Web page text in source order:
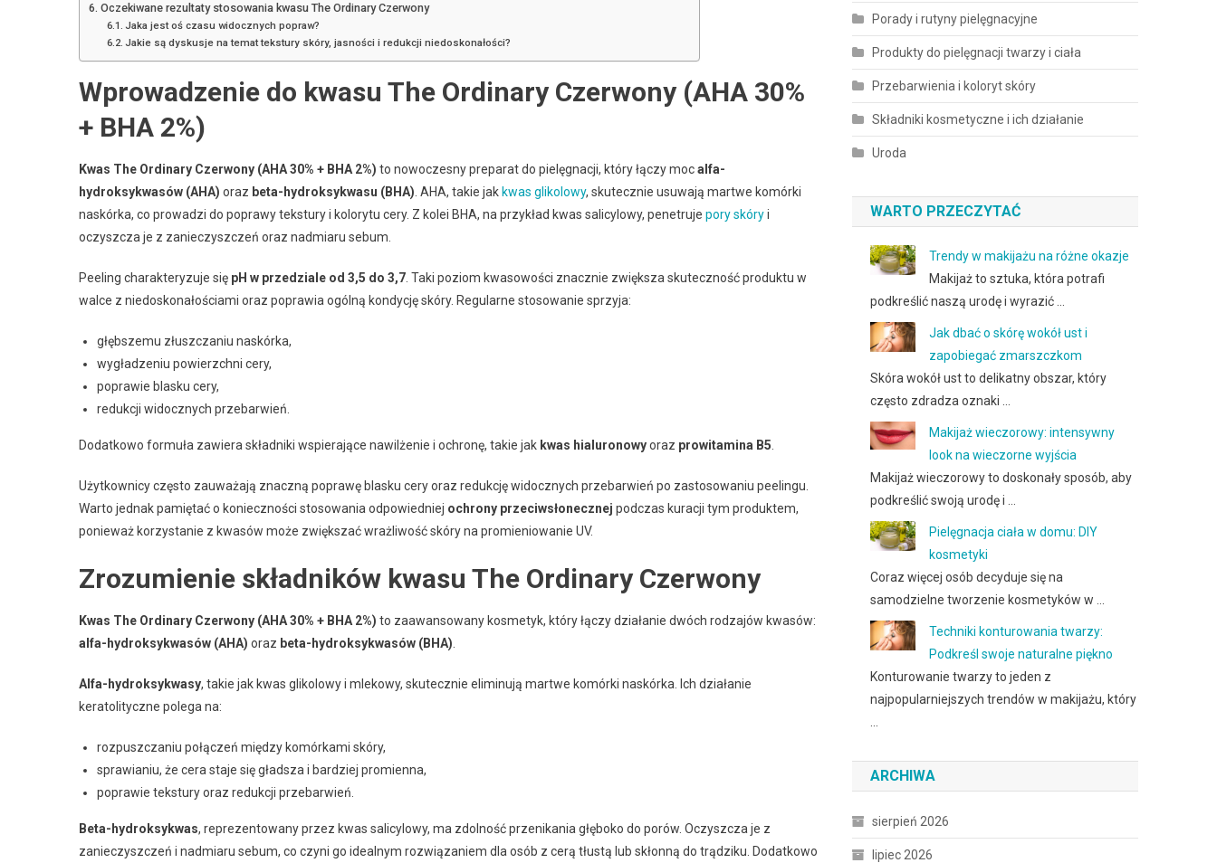
Oczekiwane rezultaty stosowania kwasu The Ordinary Czerwony
Jaka jest oś czasu widocznych popraw?
Jakie są dyskusje na temat tekstury skóry, jasności i redukcji niedoskonałości?
Wprowadzenie do kwasu The Ordinary Czerwony (AHA 30%
+ BHA 2%)
Kwas The Ordinary Czerwony (AHA 30% + BHA 2%) to nowoczesny preparat do pielęgnacji, który łączy mocalfa-
hydroksykwasów (AHA) oraz beta-hydroksykwasu (BHA) . AHA, takie jak kwas glikolowy, skutecznie usuwają martwe komórki
naskórka, co prowadzi do poprawy tekstury i kolorytu cery. Z kolei BHA, na przykład kwas salicylowy, penetruje pory skóryi
oczyszcza je z zanieczyszczeń oraz nadmiaru sebum.
Peeling charakteryzuje się pH w przedziale od 3,5 do 3,7 . Taki poziom kwasowości znacznie zwiększa skuteczność produktu w
walce z niedoskonałościami oraz poprawia ogólną kondycję skóry. Regularne stosowanie sprzyja:
głębszemu złuszczaniu naskórka,
wygładzeniu powierzchni cery,
poprawie blasku cery,
redukcji widocznych przebarwień.
Dodatkowo formuła zawiera składniki wspierające nawilżenie i ochronę, takie jak kwas hialuronowyoraz prowitamina B5
Użytkownicy często zauważają znaczną poprawę blasku cery oraz redukcję widocznych przebarwień po zastosowaniu peelingu.
Warto jednak pamiętać o konieczności stosowania odpowiedniej ochrony przeciwsłonecznej podczas kuracji tym produktem,
ponieważ korzystanie z kwasów może zwiększać wrażliwość skóry na promieniowanie UV.
Zrozumienie składników kwasu The Ordinary Czerwony
Kwas The Ordinary Czerwony (AHA 30% + BHA 2%) to zaawansowany kosmetyk, który łączy działanie dwóch rodzajów kwasów:
alfa-hydroksykwasów (AHA) oraz beta-hydroksykwasów (BHA)
Alfa-hydroksykwasy, takie jak kwas glikolowy i mlekowy, skutecznie eliminują martwe komórki naskórka. Ich działanie
keratolityczne polega na:
rozpuszczaniu połączeń między komórkami skóry,
sprawianiu, że cera staje się gładsza i bardziej promienna,
poprawie tekstury oraz redukcji przebarwień.
Beta-hydroksykwas, reprezentowany przez kwas salicylowy, ma zdolność przenikania głęboko do porów. Oczyszcza je z
zanieczyszczeń i nadmiaru sebum, co czyni go idealnym rozwiązaniem dla osób z cerą tłustą lub skłonną do trądziku. Dodatkowo
Porady i rutyny pielęgnacyjne
Produkty do pielęgnacji twarzy i ciała
Przebarwienia i koloryt skóry
Składniki kosmetyczne i ich działanie
Uroda
WARTO PRZECZYTAĆ
Trendy w makijażu na różne okazje
Makijaż to sztuka, która potrafi
podkreślić naszą urodę i wyrazić …
Jak dbać o skórę wokół ust i
zapobiegać zmarszczkom
Skóra wokół ust to delikatny obszar, który
często zdradza oznaki …
Makijaż wieczorowy: intensywny
look na wieczorne wyjścia
Makijaż wieczorowy to doskonały sposób, aby
podkreślić swoją urodę i …
Pielęgnacja ciała w domu: DIY
kosmetyki
Coraz więcej osób decyduje się na
samodzielne tworzenie kosmetyków w …
Techniki konturowania twarzy:
Podkreśl swoje naturalne piękno
Konturowanie twarzy to jeden z
najpopularniejszych trendów w makijażu, który
ARCHIWA
sierpień 2026
lipiec 2026